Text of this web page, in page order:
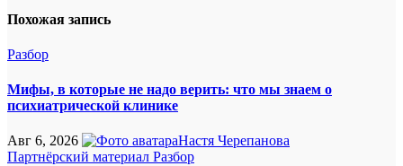
Похожая запись
Разбор
Мифы, в которые не надо верить: что мы знаем о
психиатрической клинике
Авг 6, 2026
Настя Черепанова
Партнёрский материал Разбор